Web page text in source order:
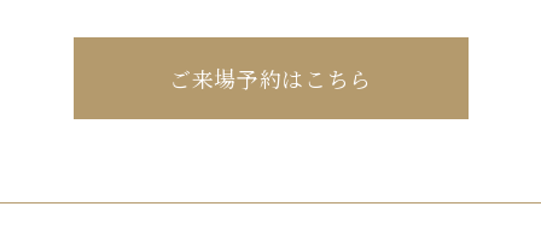
ご来場予約はこちら